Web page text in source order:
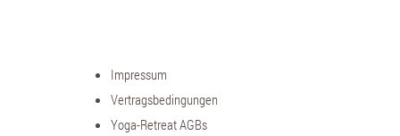
Impressum
Vertragsbedingungen
Yoga-Retreat AGBs